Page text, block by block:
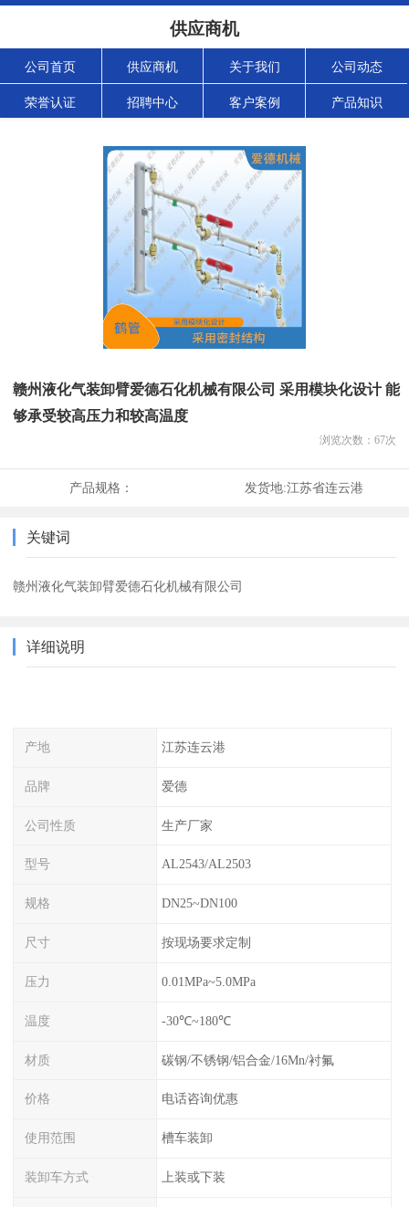
供应商机
公司首页 供应商机 关于我们 公司动态
荣誉认证 招聘中心 客户案例 产品知识
赣州液化气装卸臂爱德石化机械有限公司 采用模块化设计 能
够承受较高压力和较高温度
浏览次数： 67次
产品规格： 发货地:江苏省连云港
关键词
赣州液化气装卸臂爱德石化机械有限公司
详细说明
产地 江苏连云港
品牌 爱德
公司性质 生产厂家
型号 AL2543/AL2503
规格 DN25~DN100
尺寸 按现场要求定制
压力 0.01MPa~5.0MPa
温度 -30℃~180℃
材质 碳钢/不锈钢/铝合金/16Mn/衬氟
价格 电话咨询优惠
使用范围 槽车装卸
装卸车方式 上装或下装